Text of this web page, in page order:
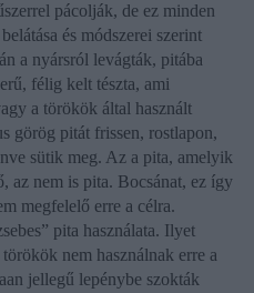
pácolják, de ez minden
és módszerei szerint
a nyársról levágták, pitába
félig kelt tészta, ami
a törökök által használt
görög pitát frissen, rostlapon,
sütik meg. Az a pita, amelyik
az nem is pita. Bocsánat, ez így
megfelelő erre a célra.
pita használata. Ilyet
nem használnak erre a
jellegű lepénybe szokták